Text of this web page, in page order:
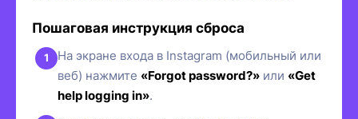
Пошаговая инструкция сброса
На экране входа в Instagram (мобильный или
веб) нажмите «Forgot password?» или «Get
help logging in».